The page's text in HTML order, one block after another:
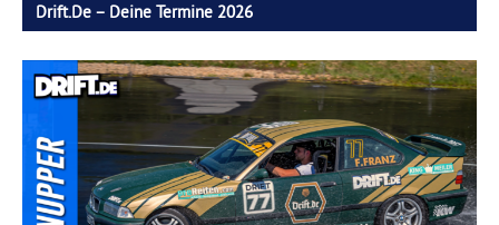
Drift.de – Deine Termine 2026